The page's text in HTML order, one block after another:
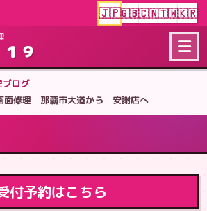
🇯🇵🇬🇧🇨🇳🇹🇼🇰🇷
９
ログ
修理 那覇市大道から 安謝店へ
付予約はこちら